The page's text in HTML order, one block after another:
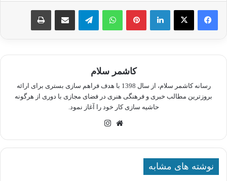
لینکدین پینترستواتس آپ تلگرام اشتراک گذاری از طریق ایمیل چاپ
کاشمر سلام
رسانه کاشمر سلام، از سال 1398 با هدف فراهم سازی بستری برای ارائه
بروزترین مطالب خبری و فرهنگی هنری در فضای مجازی با دوری از هرگونه
حاشیه سازی کار خود را آغاز نمود.
وبسایت
نوشته های مشابه